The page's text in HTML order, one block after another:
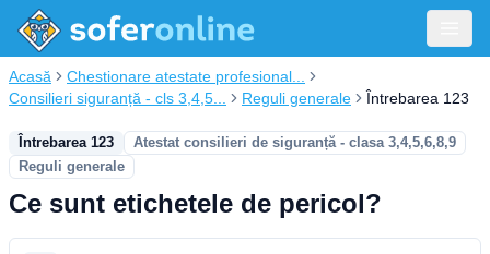
Acasă
Chestionare atestate profesional...
Consilieri siguranță - cls 3,4,5...
Reguli generale Întrebarea 123
Întrebarea 123
Atestat consilieri de siguranță - clasa 3,4,5,6,8,9
Reguli generale
Ce sunt etichetele de pericol?